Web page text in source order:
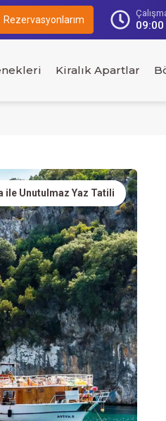
Rezervasyonlarım
Kiralık Apartlar
ile Unutulmaz Yaz Tatili